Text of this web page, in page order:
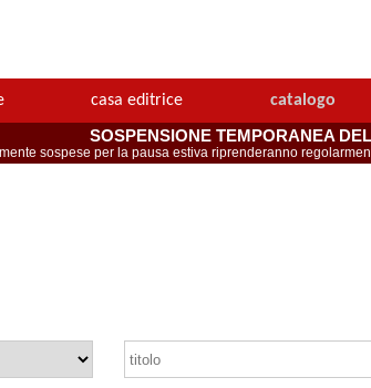
casa editrice catalogo
SOSPENSIONE TEMPORANEA
sospese per la pausa estiva riprenderanno